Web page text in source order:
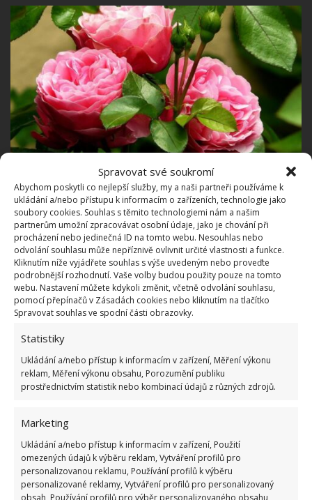
Spravovat své soukromí
Abychom poskytli co nejlepší služby, my a naši partneři používáme k
ukládání a/nebo přístupu k informacím o zařízeních, technologie jako
soubory cookies. Souhlas s těmito technologiemi nám a našim
partnerům umožní zpracovávat osobní údaje, jako je chování při
procházení nebo jedinečná ID na tomto webu. Nesouhlas nebo
odvolání souhlasu může nepříznivě ovlivnit určité vlastnosti a funkce.
Kliknutím níže vyjádřete souhlas s výše uvedeným nebo proveďte
podrobnější rozhodnutí. Vaše volby budou použity pouze na tomto
webu. Nastavení můžete kdykoli změnit, včetně odvolání souhlasu,
pomocí přepínačů v Zásadách cookies nebo kliknutím na tlačítko
Spravovat souhlas ve spodní části obrazovky.
Statistiky
Ukládání a/nebo přístup k informacím v zařízení, Měření výkonu
reklam, Měření výkonu obsahu, Porozumění publiku
prostřednictvím statistik nebo kombinací údajů z různých zdrojů.
Marketing
Ukládání a/nebo přístup k informacím v zařízení, Použití
omezených údajů k výběru reklam, Vytváření profilů pro
personalizovanou reklamu, Používání profilů k výběru
personalizované reklamy, Vytváření profilů pro personalizovaný
obsah, Používání profilů pro výběr personalizovaného obsahu,
Také čajové (velkokvěté) růže potřebují řez. Ponechte
nanejvýš 3–4 tlusté výhonky a ty seřízněte asi na 3–5
pupenů. Odstraňte hlavně všechny pomrzlé,
odumřelé a jinak nemocné výhonky. U keřových růží
řežte až do starého dřeva. Na BydlímeÚtulně jsme
pro vás sepsali, jak byste měli postupovat při
stříhání maliníku.
Zdroje: AgroInform RHS